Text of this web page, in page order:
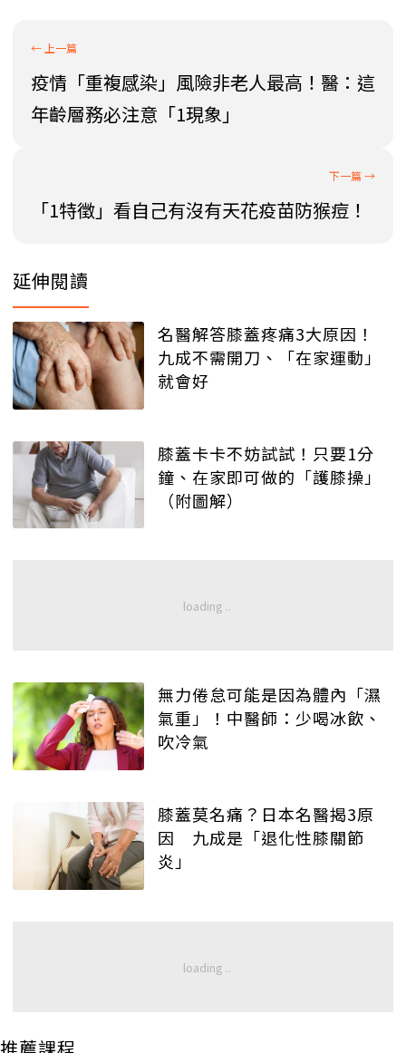
疫情「重複感染」風險非老人最高！醫：這
年齡層務必注意「1現象」
「1特徵」看自己有沒有天花疫苗防猴痘！
延伸閱讀
名醫解答膝蓋疼痛3大原因！
九成不需開刀、「在家運動」
就會好
膝蓋卡卡不妨試試！只要1分
鐘、在家即可做的「護膝操」
（附圖解）
無力倦怠可能是因為體內「濕
氣重」！中醫師：少喝冰飲、
吹冷氣
膝蓋莫名痛？日本名醫揭3原
因 九成是「退化性膝關節
炎」
推薦課程